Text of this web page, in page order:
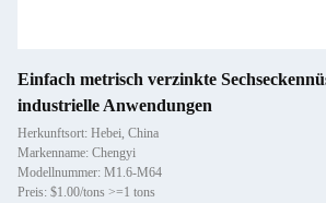
Einfach metrisch verzinkte
industrielle Anwendungen
Herkunftsort: Hebei, China
Markenname: Chengyi
Modellnummer: M1.6-M64
Preis: $1.00/tons >=1 tons